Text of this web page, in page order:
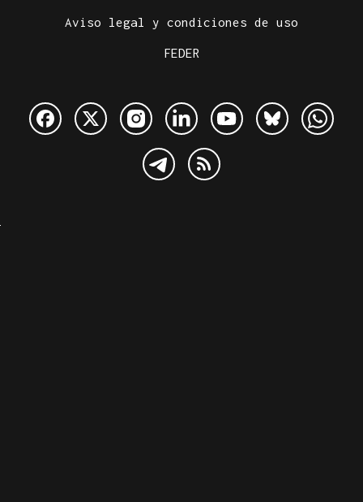
Aviso legal y condiciones de uso
FEDER